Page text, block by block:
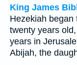
King James
Hezekiah began
twenty years
years in
Abijah, the